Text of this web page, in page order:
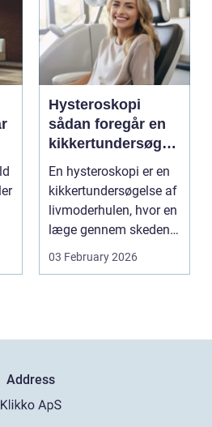
Hysteroskopi
sådan foregår en
kikkertundersøgel
se af livmoderen
En hysteroskopi er en
kikkertundersøgelse af
livmoderhulen, hvor en
læge gennem skeden
og livmoderha...
03 February 2026
Address